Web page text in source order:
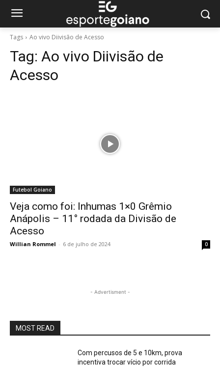
Tags Ao vivo Diivisão de Acesso
Tag: Ao vivo Diivisão de
Acesso
Futebol Goiano
Veja como foi: Inhumas 1×0 Grêmio
Anápolis – 11° rodada da Divisão de
Acesso
Willian Rommel - 6 de julho de 2024 0
- Advertisment -
MOST READ
Com percusos de 5 e 10km, prova
incentiva trocar vício por corrida